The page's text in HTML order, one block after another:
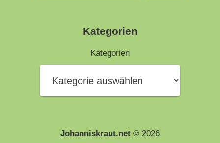
Kategorien
Kategorien
Johanniskraut.net © 2026